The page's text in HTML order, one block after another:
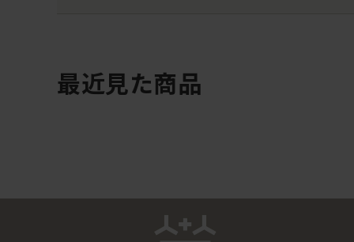
最近見た商品